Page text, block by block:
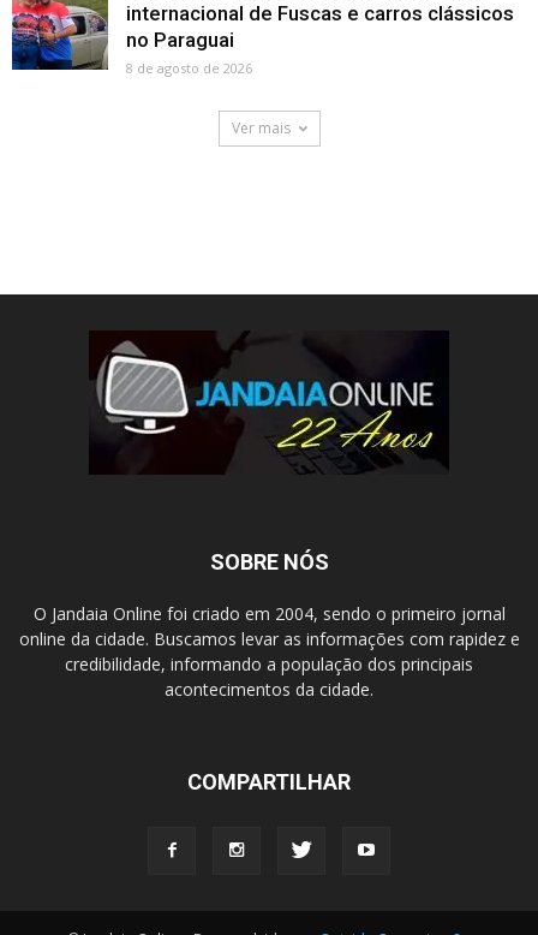
internacional de Fuscas e carros clássicos
no Paraguai
8 de agosto de 2026
Ver mais
SOBRE NÓS
O Jandaia Online foi criado em 2004, sendo o primeiro jornal
online da cidade. Buscamos levar as informações com rapidez e
credibilidade, informando a população dos principais
acontecimentos da cidade.
COMPARTILHAR